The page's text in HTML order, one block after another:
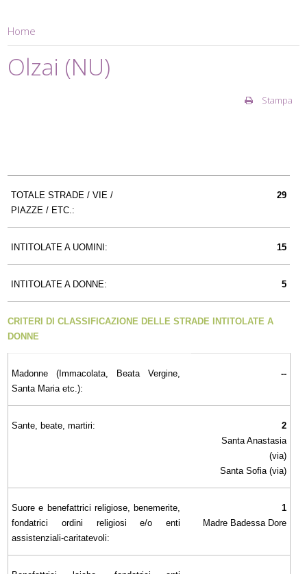
Home
Olzai (NU)
Stampa
TOTALE STRADE / VIE /
PIAZZE / ETC.:
29
INTITOLATE A UOMINI: 15
INTITOLATE A DONNE: 5
CRITERI DI CLASSIFICAZIONE DELLE STRADE INTITOLATE A
DONNE
Madonne (Immacolata, Beata Vergine,
Santa Maria etc.):
--
Sante, beate, martiri:
2
Santa Anastasia
(via)
Santa Sofia (via)
Suore e benefattrici religiose, benemerite,
fondatrici ordini religiosi e/o enti
assistenziali-caritatevoli:
1
Madre Badessa Dore